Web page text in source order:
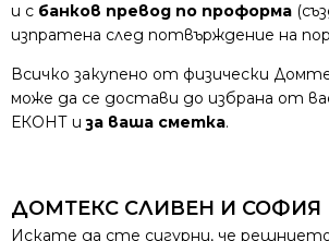
и с банков превод по проформа
изпратена след потвърждение на
Всичко закупено от физически
може да се достави до избрана от
ЕКОНТ иза ваша сметка.
ДОМТЕКС СЛИВЕН И СОФИЯ
Искате да сте сигурни, че